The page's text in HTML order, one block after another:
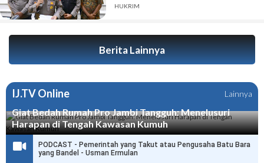
HUKRIM
Berita Lainnya
IJ.TV Online Lainnya
Giat Bedah Rumah Pro Jambi Tangguh: Menelusuri
Harapan di Tengah Kawasan Kumuh
PODCAST - Pemerintah yang Takut atau Pengusaha Batu Bara
yang Bandel - Usman Ermulan